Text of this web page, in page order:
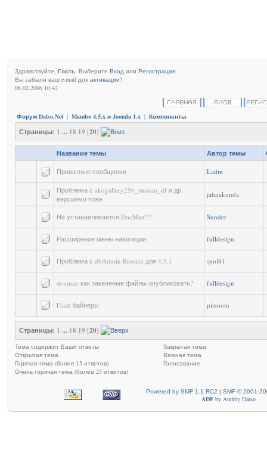
Здравствуйте, Гость. Выберите Вход или Регистрация.
Вы забыли ваш e-mail для активации?
08.02.2006 10:42
Форум Datso.Net | Mambo 4.5.x и Joomla 1.x | Компоненты
Страницы: 1 ... 18 19 [20]
Название темы Автор темы
Приватные сообщения Ladm
Проблема с akogallery25b_russian_df и др
версиями тоже
jahnakonda
Не устанавливается DocMan!!! Sunder
Расширеное меню навигации fulldesign
Проблема с dbAdmin Russian для 4.5.1 spol81
docman как закаченые файлы опубликовать? fulldesign
Flash байнеры pitzoom
Страницы: 1 ... 18 19 [20]
Тема содержит Ваши ответы
Открытая тема
Горячая тема (более 15 ответов)
Очень горячая тема (более 25 ответов)
Закрытая тема
Важная тема
Голосование
Powered by SMF 1.1 RC2 | SMF © 2001-
ADFby Andrey Datso